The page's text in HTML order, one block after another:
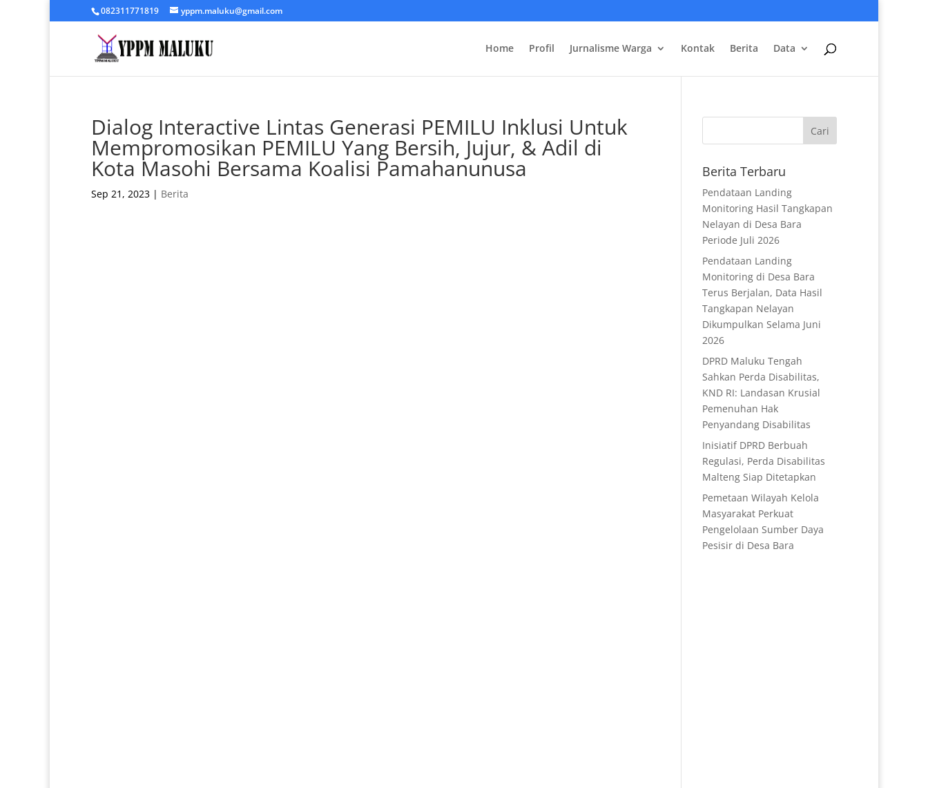
082311771819 yppm.maluku@gmail.com
Home Profil Jurnalisme Warga Kontak Berita Data
Dialog Interactive Lintas Generasi PEMILU Inklusi Untuk
Mempromosikan PEMILU Yang Bersih, Jujur, & Adil di
Kota Masohi Bersama Koalisi Pamahanunusa
Sep 21, 2023 | Berita
Berita Terbaru
Pendataan Landing
Monitoring Hasil Tangkapan
Nelayan di Desa Bara
Periode Juli 2026
Pendataan Landing
Monitoring di Desa Bara
Terus Berjalan, Data Hasil
Tangkapan Nelayan
Dikumpulkan Selama Juni
2026
DPRD Maluku Tengah
Sahkan Perda Disabilitas,
KND RI: Landasan Krusial
Pemenuhan Hak
Penyandang Disabilitas
Inisiatif DPRD Berbuah
Regulasi, Perda Disabilitas
Malteng Siap Ditetapkan
Pemetaan Wilayah Kelola
Masyarakat Perkuat
Pengelolaan Sumber Daya
Pesisir di Desa Bara